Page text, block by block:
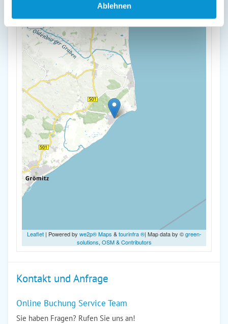
Ablehnen
-
Leaflet| Powered by we2p® Maps &tourinfra ®| Map data by ©green-
solutions, OSM & Contributors
Kontakt und Anfrage
Online Buchung Service Team
Sie haben Fragen? Rufen Sie uns an!